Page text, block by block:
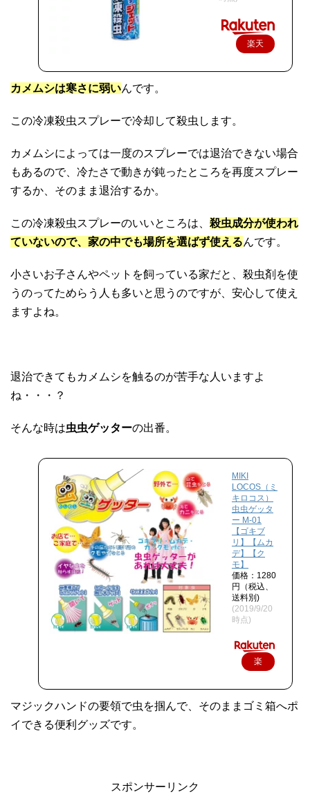
楽天
カメムシは寒さに弱いんです。
この冷凍殺虫スプレーで冷却して殺虫します。
カメムシによっては一度のスプレーでは退治できない場合
もあるので、冷たさで動きが鈍ったところを再度スプレー
するか、そのまま退治するか。
この冷凍殺虫スプレーのいいところは、 殺虫成分が使われ
ていないので、家の中でも場所を選ばず使えるんです。
小さいお子さんやペットを飼っている家だと、殺虫剤を使
うのってためらう人も多いと思うのですが、安心して使え
ますよね。
退治できてもカメムシを触るのが苦手な人いますよ
ね・・・？
そんな時は虫虫ゲッターの出番。
MIKI
LOCOS（ミ
キロコス）
虫虫ゲッタ
ー M-01
【ゴキブ
リ】【ムカ
デ】【ク
モ】
価格：1280
円（税込、
送料別)
(2019/9/20
時点)
楽
マジックハンドの要領で虫を掴んで、そのままゴミ箱へポ
イできる便利グッズです。
スポンサーリンク